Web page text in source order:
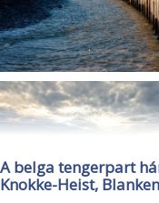
A belga tengerpart
Knokke-Heist,